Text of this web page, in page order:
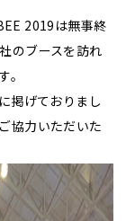
2019は無事終
のブースを訪れ
掲げておりまし
協力いただいた